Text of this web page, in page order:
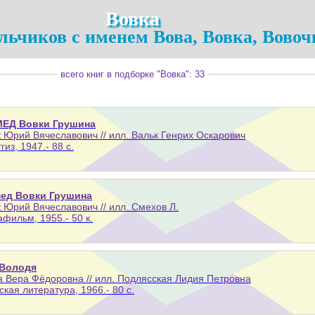
Вовка
с именем Вова, Вовка,
всего книг в подборке "Вовка": 33
Вовки Грушина
Юрий Вячеславович // илл. Вальк Генрих Оскарович
1947.- 88 с.
Вовки Грушина
Юрий Вячеславович // илл. Смехов Л.
1955.- 50 к.
Вера Фёдоровна // илл. Подлясская Лидия Петровна
литература, 1966.- 80 с.